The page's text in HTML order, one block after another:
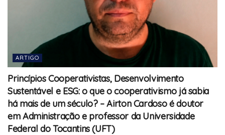
ARTIGO
Princípios Cooperativistas, Desenvolvimento
Sustentável e ESG: o que o cooperativismo já sabia
há mais de um século? – Airton Cardoso é doutor
em Administração e professor da Universidade
Federal do Tocantins (UFT)